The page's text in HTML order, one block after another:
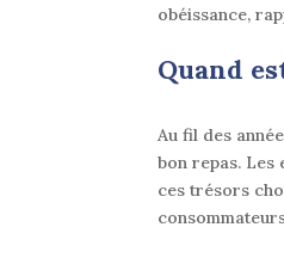
obéissance,
Quand
Au fil des
bon repas. Les
ces trésors